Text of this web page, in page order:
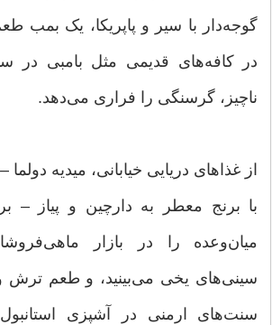
گوجه‌دار با سیر و پاپریکا، یک
در کافه‌های قدیمی مثل بامبی در
ناچیز، گرسنگی را فراری می‌دهد.
از غذاهای دریایی خیابانی، میدیه
با برنج معطر به دارچین و پیاز –
میان‌وعده را در بازار
سینی‌های یخی می‌بینید، و طعم ترش و
سنت‌های ارمنی در آشپزی